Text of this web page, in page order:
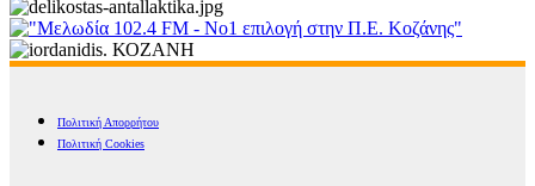
Πολιτική Απορρήτου
Πολιτική Cookies